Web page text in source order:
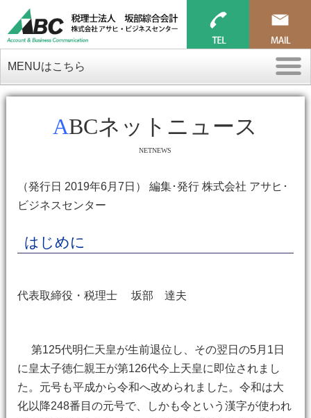
MENUはこちら
ABCネットニュース
NETNEWS
（発行日 2019年6月7日） 編集･発行 株式会社 アサヒ･
ビジネスセンター
はじめに
代表取締役・税理士 坂部 達夫
第125代明仁天皇が生前退位し、その翌日の5月1日
に皇太子徳仁親王が第126代今上天皇に即位されまし
た。元号も平成から令和へ改められました。令和は大
化以降248番目の元号で、しかも令という漢字が使われ